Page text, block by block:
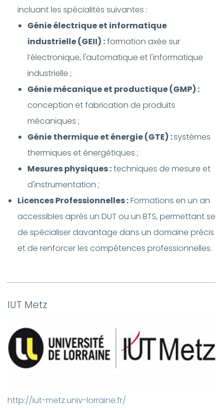
incluant les spécialités suivantes :
Génie électrique et informatique
industrielle (GEII) :formation axée sur
l’électronique, l'automatique et l'informatique
industrielle ;
Génie mécanique et productique (GMP) :
conception et fabrication de produits
mécaniques ;
Génie thermique et énergie (GTE) :systèmes
thermiques et énergétiques ;
Mesures physiques :techniques de mesure et
d'instrumentation ;
Licences Professionnelles :Formations en un an
accessibles après un DUT ou un BTS, permettant se
de spécialiser davantage dans un domaine précis
et de renforcer les compétences professionnelles.
IUT Metz
http://iut-metz.univ-lorraine.fr/